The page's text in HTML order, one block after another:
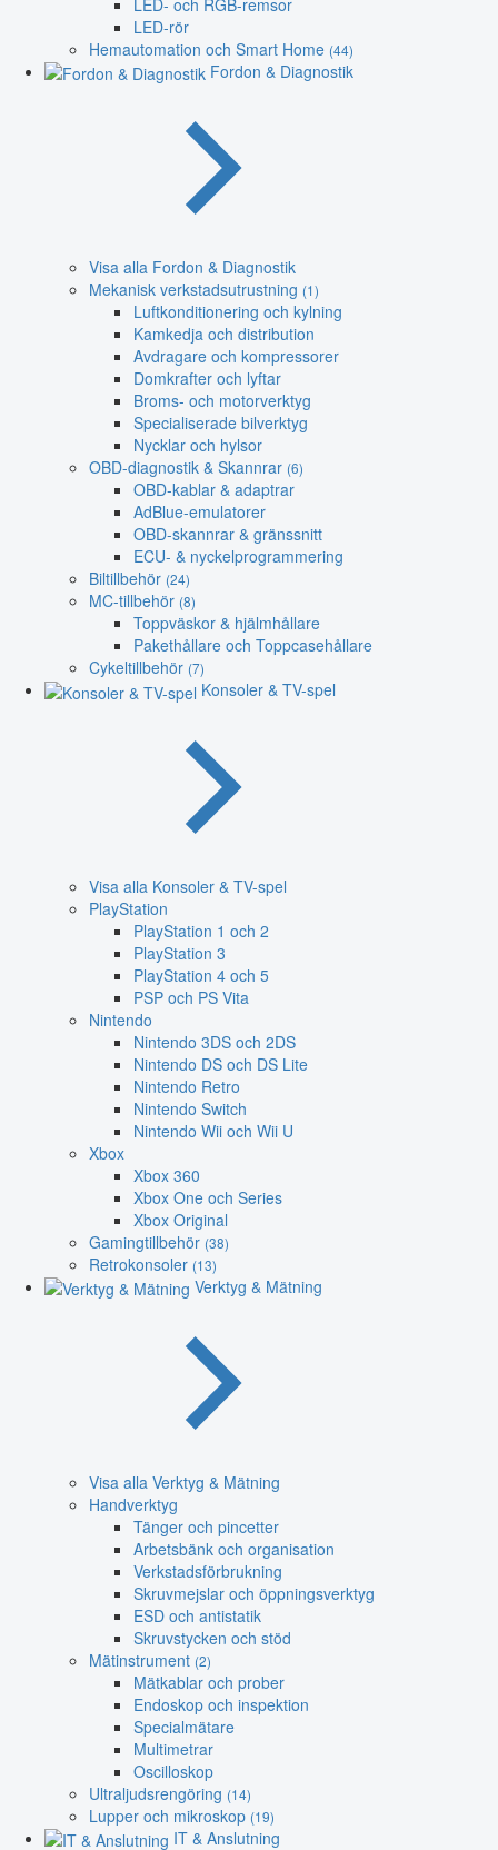
LED-rör
Hemautomation och Smart Home (44)
Fordon & Diagnostik
Visa alla Fordon & Diagnostik
Mekanisk verkstadsutrustning (1)
Luftkonditionering och kylning
Kamkedja och distribution
Avdragare och kompressorer
Domkrafter och lyftar
Broms- och motorverktyg
Specialiserade bilverktyg
Nycklar och hylsor
OBD-diagnostik & Skannrar (6)
OBD-kablar & adaptrar
AdBlue-emulatorer
OBD-skannrar & gränssnitt
ECU- & nyckelprogrammering
Biltillbehör (24)
MC-tillbehör (8)
Toppväskor & hjälmhållare
Pakethållare och Toppcasehållare
Cykeltillbehör (7)
Konsoler & TV-spel
Visa alla Konsoler & TV-spel
PlayStation
PlayStation 1 och 2
PlayStation 3
PlayStation 4 och 5
PSP och PS Vita
Nintendo
Nintendo 3DS och 2DS
Nintendo DS och DS Lite
Nintendo Retro
Nintendo Switch
Nintendo Wii och Wii U
Xbox
Xbox 360
Xbox One och Series
Xbox Original
Gamingtillbehör (38)
Retrokonsoler (13)
Verktyg & Mätning
Visa alla Verktyg & Mätning
Handverktyg
Tänger och pincetter
Arbetsbänk och organisation
Verkstadsförbrukning
Skruvmejslar och öppningsverktyg
ESD och antistatik
Skruvstycken och stöd
Mätinstrument (2)
Mätkablar och prober
Endoskop och inspektion
Specialmätare
Multimetrar
Oscilloskop
Ultraljudsrengöring (14)
Lupper och mikroskop (19)
IT & Anslutning